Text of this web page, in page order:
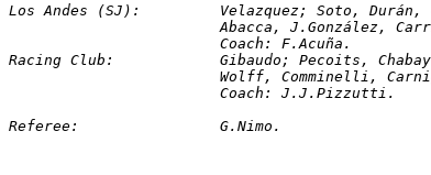
Los Andes (SJ):		Velazquez;
Abacca, J.González,
			Coach: F.Acuña.
Racing Club:		Gibaudo;
Wolff, Comminelli,
			Coach: J.J.Pizzutti.
Referee:		G.Nimo.